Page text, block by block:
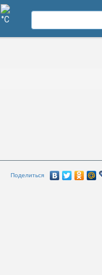
°C
Поделиться